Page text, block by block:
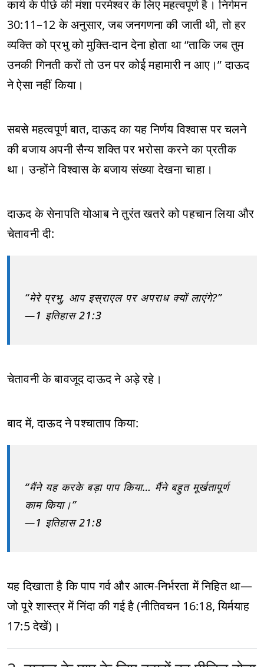
कार्य के पीछे की मंशा परमेश्वर के लिए महत्वपूर्ण है। निर्गमन
30:11–12 के अनुसार, जब जनगणना की जाती थी, तो हर
व्यक्ति को प्रभु को मुक्ति-दान देना होता था “ताकि जब तुम
उनकी गिनती करों तो उन पर कोई महामारी न आए।” दाऊद
ने ऐसा नहीं किया।
सबसे महत्वपूर्ण बात, दाऊद का यह निर्णय विश्वास पर चलने
की बजाय अपनी सैन्य शक्ति पर भरोसा करने का प्रतीक
था। उन्होंने विश्वास के बजाय संख्या देखना चाहा।
दाऊद के सेनापति योआब ने तुरंत खतरे को पहचान लिया और
चेतावनी दी:
“मेरे प्रभु, आप इस्राएल पर अपराध क्यों लाएंगे?”
—1 इतिहास 21:3
चेतावनी के बावजूद दाऊद ने अड़े रहे।
बाद में, दाऊद ने पश्चाताप किया:
“मैंने यह करके बड़ा पाप किया… मैंने बहुत मूर्खतापूर्ण
काम किया।”
—1 इतिहास 21:8
यह दिखाता है कि पाप गर्व और आत्म-निर्भरता में निहित था—
जो पूरे शास्त्र में निंदा की गई है (नीतिवचन 16:18, यिर्मयाह
17:5 देखें)।